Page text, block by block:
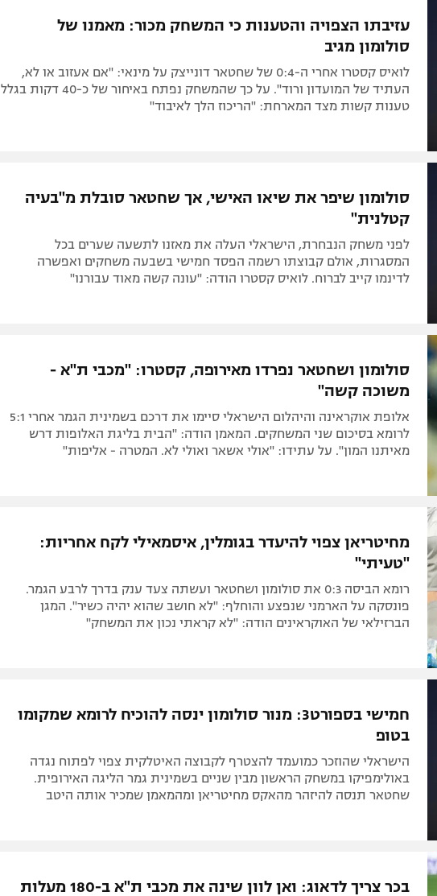
מכבי נתניה
בני יהודה
עזיבתו הצפויה והטענות כי המשחק מכור: מאמנו של
סולומון מגיב
לואיס קסטרו אחרי ה-0:4 של שחטאר דונייצק על מינאי: "אם אעזוב או לא,
העתיד של המועדון ורוד". על כך שהמשחק נפתח באיחור של כ-40 דקות בגלל
טענות קשות מצד המארחת: "הריכוז הלך לאיבוד"
סולומון שיפר את שיאו האישי, אך שחטאר סובלת מ"בעיה
קטלנית"
לפני משחק הנבחרת, הישראלי העלה את מאזנו לתשעה שערים בכל
המסגרות, אולם קבוצתו רשמה הפסד חמישי בשבעה משחקים ואפשרה
לדינמו קייב לברוח. לואיס קסטרו הודה: "עונה קשה מאוד עבורנו"
סולומון ושחטאר נפרדו מאירופה, קסטרו: "מכבי ת"א -
משוכה קשה"
אלופת אוקראינה והיהלום הישראלי סיימו את דרכם בשמינית הגמר אחרי 5:1
לרומא בסיכום שני המשחקים. המאמן הודה: "הבית בליגת האלופות דרש
מאיתנו המון". על עתידו: "אולי אשאר ואולי לא. המטרה - אליפות"
מחיטריאן צפוי להיעדר בגומלין, איסמאילי לקח אחריות:
"טעיתי"
רומא הביסה 0:3 את סולומון ושחטאר ועשתה צעד ענק בדרך לרבע הגמר.
פונסקה על הארמני שנפצע והוחלף: "לא חושב שהוא יהיה כשיר". המגן
הברזילאי של האוקראינים הודה: "לא קראתי נכון את המשחק"
חמישי בספורט3: מנור סולומון ינסה להוכיח לרומא שמקומו
בטופ
הישראלי שהוזכר כמועמד להצטרף לקבוצה האיטלקית צפוי לפתוח נגדה
באולימפיקו במשחק הראשון מבין שניים בשמינית גמר הליגה האירופית.
שחטאר תנסה להיזהר מהאקס מחיטריאן ומהמאמן שמכיר אותה היטב
בכר צריך לדאוג: ואן לוון שינה את מכבי ת"א ב-180 מעלות